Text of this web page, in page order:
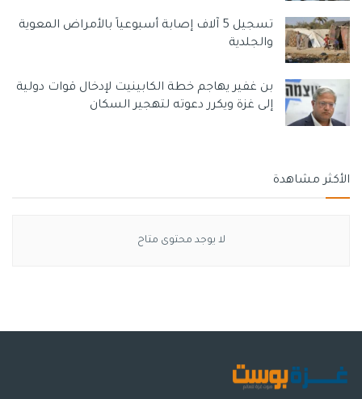
تسجيل 5 آلاف إصابة أسبوعياً بالأمراض المعوية
والجلدية
بن غفير يهاجم خطة الكابينيت لإدخال قوات دولية
إلى غزة ويكرر دعوته لتهجير السكان
الأكثر مشاهدة
لا يوجد محتوى متاح